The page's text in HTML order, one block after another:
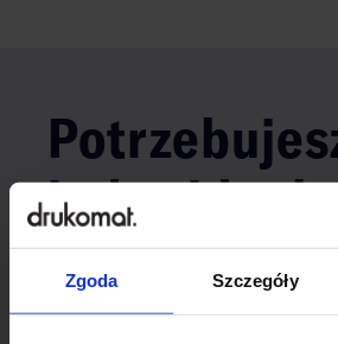
Zgoda Szczegóły
Odezwij się do nas, aby